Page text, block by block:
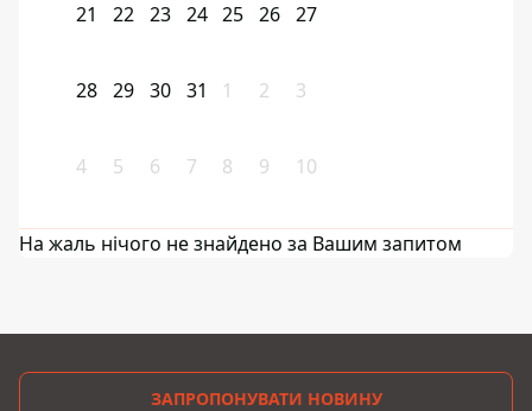
21 22 23 24 25 26 27
28 29 30 31 1 2 3
4 5 6 7 8 9 10
На жаль нічого не знайдено за Вашим запитом
ЗАПРОПОНУВАТИ НОВИНУ